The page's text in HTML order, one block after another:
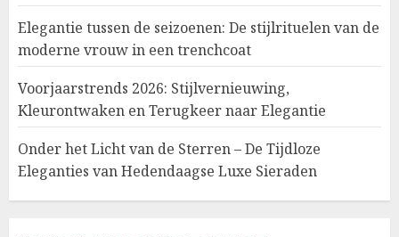
Elegantie tussen de seizoenen: De stijlrituelen van de
moderne vrouw in een trenchcoat
Voorjaarstrends 2026: Stijlvernieuwing,
Kleurontwaken en Terugkeer naar Elegantie
Onder het Licht van de Sterren – De Tijdloze
Eleganties van Hedendaagse Luxe Sieraden